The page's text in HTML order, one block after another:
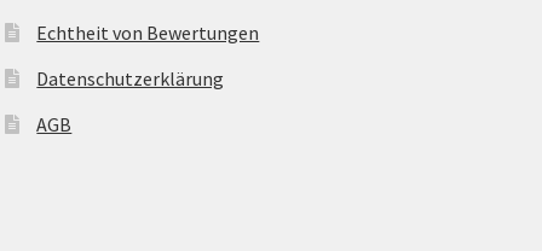
Echtheit von Bewertungen
Datenschutzerklärung
AGB